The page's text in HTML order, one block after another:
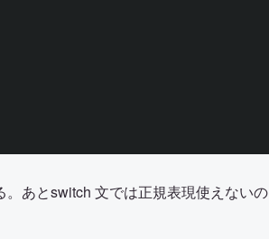
あとswitch 文では正規表現使えないの